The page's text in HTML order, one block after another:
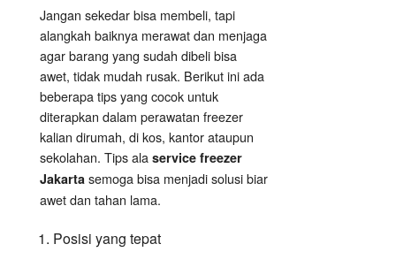
Jangan sekedar bisa membeli, tapi
alangkah baiknya merawat dan menjaga
agar barang yang sudah dibeli bisa
awet, tidak mudah rusak. Berikut ini ada
beberapa tips yang cocok untuk
diterapkan dalam perawatan freezer
kalian dirumah, di kos, kantor ataupun
sekolahan. Tips ala service freezer
Jakarta semoga bisa menjadi solusi biar
awet dan tahan lama.
Posisi yang tepat